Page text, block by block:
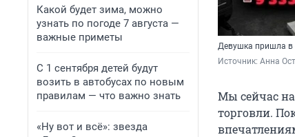
Какой будет зима, можно
узнать по погоде 7 августа —
важные приметы
С 1 сентября детей будут
возить в автобусах по новым
правилам — что важно знать
«Ну вот и всё»: звезда
Девушка пришла в
Источник: Анна
Мы сейчас
торговли.